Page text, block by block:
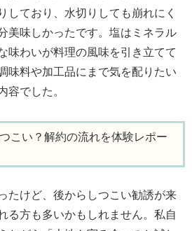
しており、水切りしても崩れにく
美味しかったです。塩はミネラル
味わいが料理の風味を引き立てて
味料や加工品にまで気を配りたい
容でした。
こい？解約の流れを体験レポー
たけど、後からしつこい勧誘が来
る方も多いかもしれません。私自